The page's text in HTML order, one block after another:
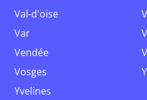
Val-d'oise
Var
Vendée
Vosges
Yvelines